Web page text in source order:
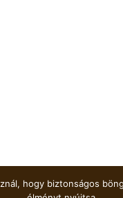
hogy biztonságos